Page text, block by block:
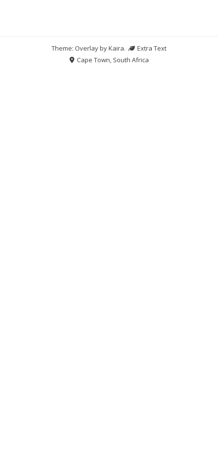
Theme: Overlay byKaira.
Extra Text
Cape Town, South Africa